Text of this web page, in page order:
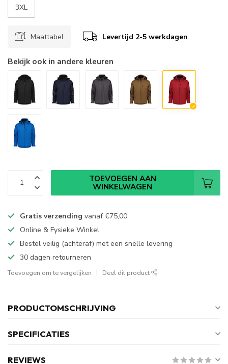
3XL
Maattabel Levertijd 2-5 werkdagen
Bekijk ook in andere kleuren
TOEVOEGEN AAN
WINKELWAGEN
Gratis verzending vanaf€75,00
Online & Fysieke Winkel
Bestel veilig (achteraf) met een snelle levering
30 dagen retourneren
Toevoegen om te vergelijken Deel dit product
PRODUCTOMSCHRIJVING
SPECIFICATIES
REVIEWS